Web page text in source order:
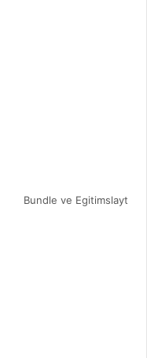
Bundle ve Egitimslayt